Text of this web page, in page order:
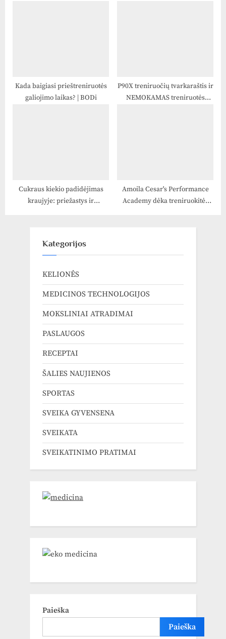
Kada baigiasi prieštreniruotės
galiojimo laikas? | BODi
P90X treniruočių tvarkaraštis ir
NEMOKAMAS treniruotės
Cukraus kiekio padidėjimas
kraujyje: priežastys ir
Amoila Cesar's Performance
Academy dėka treniruokitės
Kategorijos
KELIONĖS
MEDICINOS TECHNOLOGIJOS
MOKSLINIAI ATRADIMAI
PASLAUGOS
RECEPTAI
ŠALIES NAUJIENOS
SPORTAS
SVEIKA GYVENSENA
SVEIKATA
SVEIKATINIMO PRATIMAI
Paieška
Paieška